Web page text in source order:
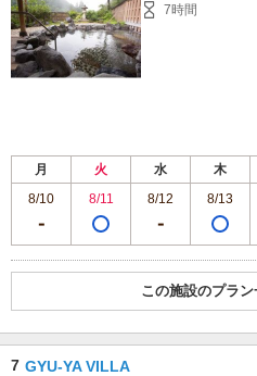
7時間
月 火 水 木
8/10
8/11 8/12 8/13
この施設のプラン
7 GYU-YA VILLA